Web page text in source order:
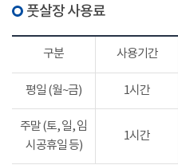
풋살장 사용료
구분 사용기간
평일 (월~금) 1시간
주말 (토, 일, 임
시공휴일 등)
1시간